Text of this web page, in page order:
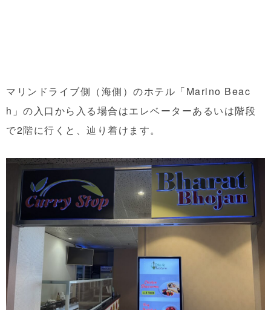
マリンドライブ側（海側）のホテル「Marino Beac
h」の入口から入る場合はエレベーターあるいは階段
で2階に行くと、辿り着けます。